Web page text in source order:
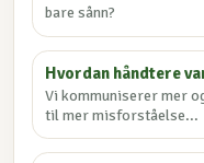
bare sånn?
Hvordan håndtere
Vi kommuniserer mer
til mer misforståelse...